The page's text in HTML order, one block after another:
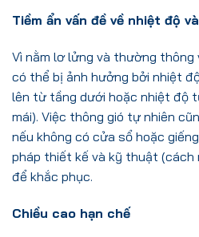
Tiềm ẩn vấn đề về nhiệt độ
Vì nằm lơ lửng và thường
có thể bị ảnh hưởng bởi nhiệt
lên từ tầng dưới hoặc nhiệt độ
mái). Việc thông gió tự nhiên
nếu không có cửa sổ hoặc
pháp thiết kế và kỹ thuật (cách
để khắc phục.
Chiều cao hạn chế